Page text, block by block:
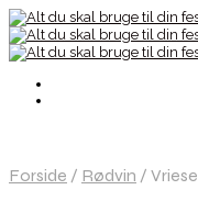
Forside / Rødvin /